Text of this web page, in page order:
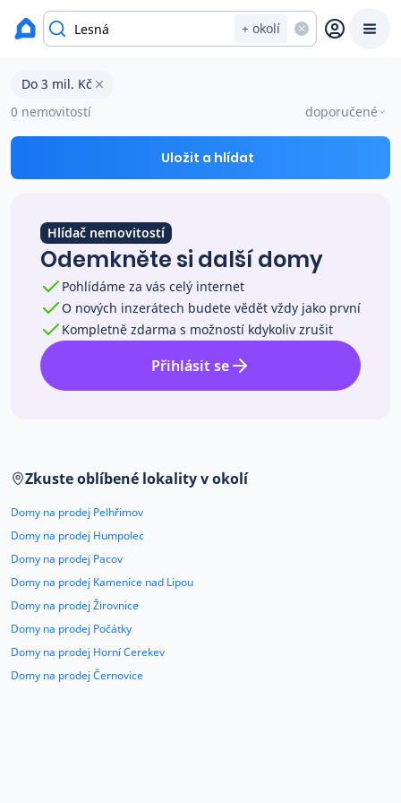
+ okolí
Prodat
Prodej s Reas.cz
Ceny prodaných nemovitostí
Okamžitý výkup
Přehled realitních makléřů
Kariéra
Kontakt
okres Pelhřimov
Domy na prodej Lesná s cenou do 3 mil. Kč
Do 3 mil. Kč
0 nemovitostí
doporučené
Uložit a hlídat
Hlídač nemovitostí
Odemkněte si další domy
Pohlídáme za vás celý internet
O nových inzerátech budete vědět vždy jako první
Kompletně zdarma s možností kdykoliv zrušit
Přihlásit se
Zkuste oblíbené lokality v okolí
Domy na prodej Pelhřimov
Domy na prodej Humpolec
Domy na prodej Pacov
Domy na prodej Kamenice nad Lipou
Domy na prodej Žirovnice
Domy na prodej Počátky
Domy na prodej Horní Cerekev
Domy na prodej Černovice